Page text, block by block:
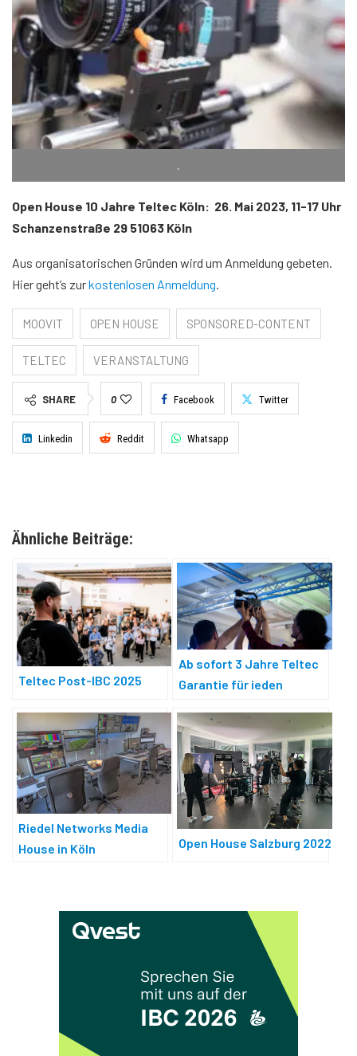
.
Open House 10 Jahre Teltec Köln: 26. Mai 2023, 11-17 Uhr
Schanzenstraße 29 51063 Köln
Aus organisatorischen Gründen wird um Anmeldung gebeten.
Hier geht’s zurkostenlosen Anmeldung.
MOOVIT OPEN HOUSE SPONSORED-CONTENT
TELTEC VERANSTALTUNG
SHARE 0 Facebook Twitter
Linkedin Reddit Whatsapp
Ähnliche Beiträge:
Teltec Post-IBC 2025
Ab sofort 3 Jahre Teltec
Garantie für jeden
Riedel Networks Media
House in Köln
Open House Salzburg 2022